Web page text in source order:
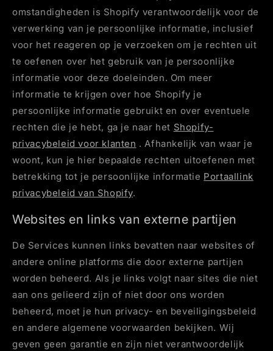
omstandigheden is Shopify verantwoordelijk voor de
verwerking van je persoonlijke informatie, inclusief
voor het reageren op je verzoeken om je rechten uit
te oefenen over het gebruik van je persoonlijke
informatie voor deze doeleinden. Om meer
informatie te krijgen over hoe Shopify je
persoonlijke informatie gebruikt en over eventuele
rechten die je hebt, ga je naar het Shopify-
privacybeleid voor klanten . Afhankelijk van waar je
woont, kun je hier bepaalde rechten uitoefenen met
betrekking tot je persoonlijke informatie Portaallink
privacybeleid van Shopify.
Websites en links van externe partijen
De Services kunnen links bevatten naar websites of
andere online platforms die door externe partijen
worden beheerd. Als je links volgt naar sites die niet
aan ons gelieerd zijn of niet door ons worden
beheerd, moet je hun privacy- en beveiligingsbeleid
en andere algemene voorwaarden bekijken. Wij
geven geen garantie en zijn niet verantwoordelijk